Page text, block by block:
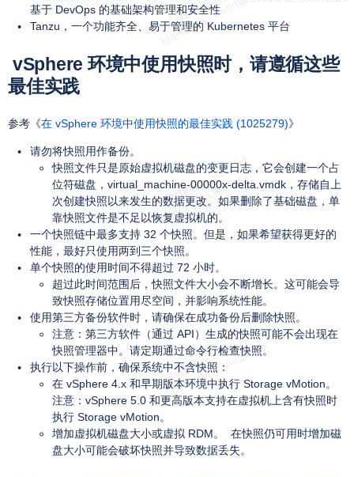
基于 DevOps 的基础架构管理和安全性
Tanzu，一个功能齐全、易于管理的 Kubernetes 平台
vSphere 环境中使用快照时，请遵循这些
最佳实践
参考《在 vSphere 环境中使用快照的最佳实践 (1025279)》
请勿将快照用作备份。
快照文件只是原始虚拟机磁盘的变更日志，它会创建一个占
位符磁盘，virtual_machine-00000x-delta.vmdk，存储自上
次创建快照以来发生的数据更改。如果删除了基础磁盘，单
靠快照文件是不足以恢复虚拟机的。
一个快照链中最多支持 32 个快照。但是，如果希望获得更好的
性能，最好只使用两到三个快照。
单个快照的使用时间不得超过 72 小时。
超过此时间范围后，快照文件大小会不断增长。这可能会导
致快照存储位置用尽空间，并影响系统性能。
使用第三方备份软件时，请确保在成功备份后删除快照。
注意：第三方软件（通过 API）生成的快照可能不会出现在
快照管理器中。请定期通过命令行检查快照。
执行以下操作前，确保系统中不含快照：
在 vSphere 4.x 和早期版本环境中执行 Storage vMotion。
注意：vSphere 5.0 和更高版本支持在虚拟机上含有快照时
执行 Storage vMotion。
增加虚拟机磁盘大小或虚拟 RDM。 在快照仍可用时增加磁
盘大小可能会破坏快照并导致数据丢失。